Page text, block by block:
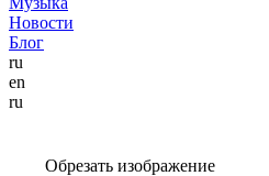
Новости
Блог
ru
en
ru
Обрезать изображение